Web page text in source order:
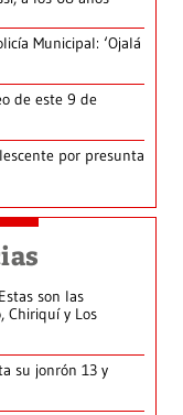
Municipal: ‘Ojalá
de este 9 de
por presunta
son las
Chiriquí y Los
su jonrón 13 y